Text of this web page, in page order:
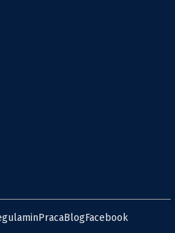
PracaBlogFacebook